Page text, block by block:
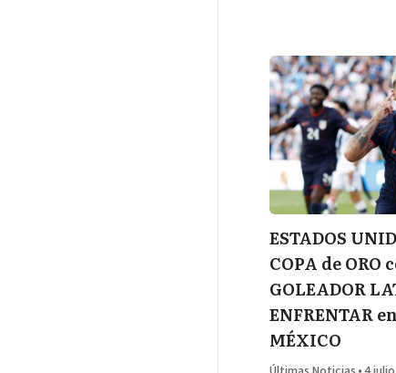
ESTADOS
COPA de ORO
GOLEADOR
ENFRENTAR
MÉXICO